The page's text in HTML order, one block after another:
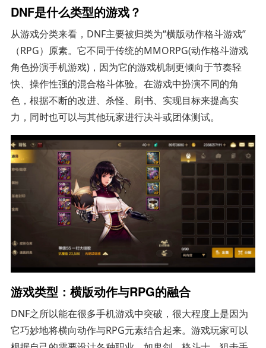
DNF是什么类型的游戏？
从游戏分类来看，DNF主要被归类为“横版动作格斗游戏”
（RPG）原素。它不同于传统的MMORPG(动作格斗游戏
角色扮演手机游戏)，因为它的游戏机制更倾向于节奏轻
快、操作性强的混合格斗体验。在游戏中扮演不同的角
色，根据不断的改进、杀怪、刷书、实现目标来提高实
力，同时也可以与其他玩家进行决斗或团体测试。
游戏类型：横版动作与RPG的融合
DNF之所以能在很多手机游戏中突破，很大程度上是因为
它巧妙地将横向动作与RPG元素结合起来。游戏玩家可以